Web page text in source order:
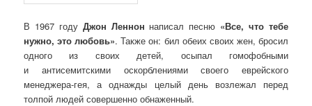
В 1967 году Джон Леннон написал песню «Все, что тебе
нужно, это любовь». Также он: бил обеих своих жен, бросил
одного из своих детей, осыпал гомофобными
и антисемитскими оскорблениями своего еврейского
менеджера-гея, а однажды целый день возлежал перед
толпой людей совершенно обнаженный.